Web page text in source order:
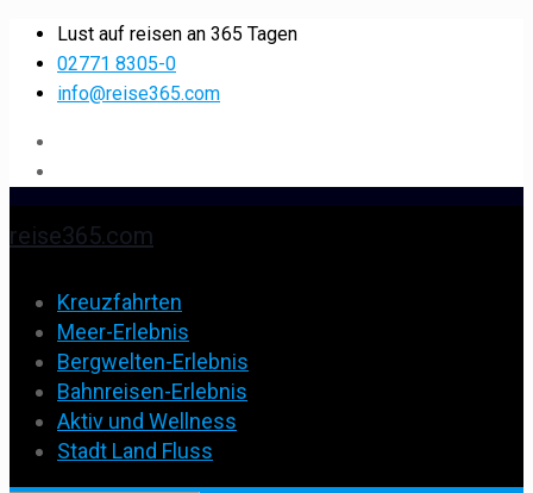
Lust auf reisen an 365 Tagen
02771 8305-0
info@reise365.com
reise365.com
Kreuzfahrten
Meer-Erlebnis
Bergwelten-Erlebnis
Bahnreisen-Erlebnis
Aktiv und Wellness
Stadt Land Fluss